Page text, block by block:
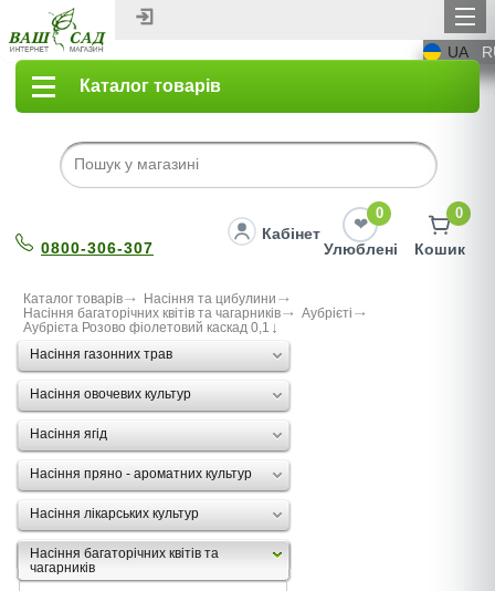
UA
Каталог товарів
0800-306-307
Кабінет
0
Улюблені
0
Кошик
Каталог товарів
Насіння та цибулини
Насіння багаторічних квітів та чагарників
Аубрієті
Аубрієта Розово фіолетовий каскад 0,1
Насіння газонних трав
Насіння овочевих культур
Насіння ягід
Насіння пряно - ароматних культур
Насіння лікарських культур
Насіння багаторічних квітів та
чагарників